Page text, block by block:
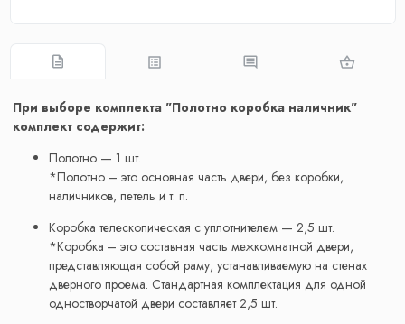
При выборе комплекта "Полотно коробка наличник"
комплект содержит:
Полотно — 1 шт.
*Полотно – это основная часть двери, без коробки,
наличников, петель и т. п.
Коробка телескопическая с уплотнителем — 2,5 шт.
*Коробка – это составная часть межкомнатной двери,
представляющая собой раму, устанавливаемую на стенах
дверного проема. Стандартная комплектация для одной
одностворчатой двери составляет 2,5 шт.